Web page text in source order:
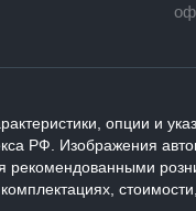
опции и
РФ. Изображения
рекомендованными